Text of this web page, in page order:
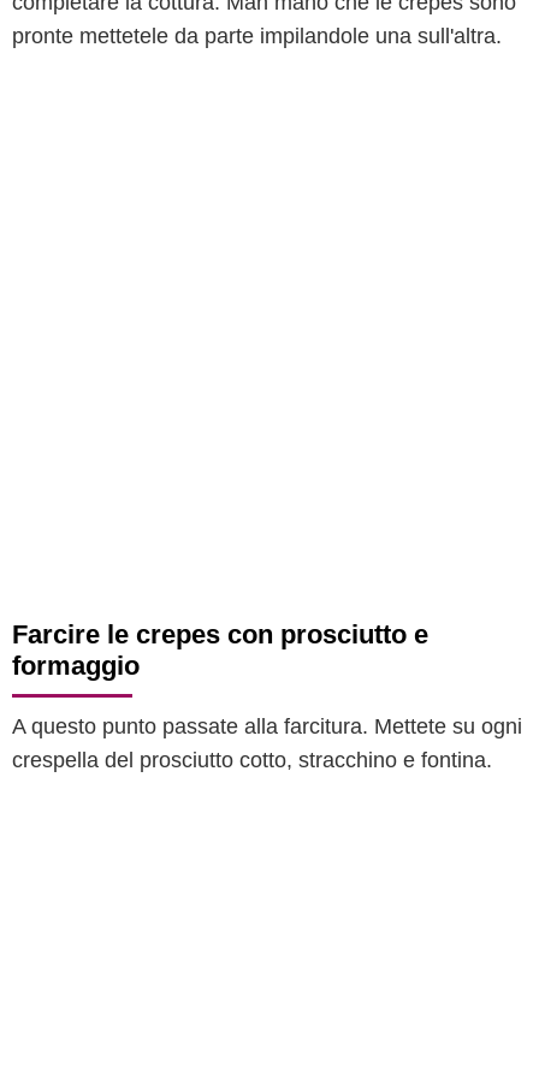
pronte mettetele da parte impilandole una sull'altra.
Farcire le crepes con prosciutto e
formaggio
A questo punto passate alla farcitura. Mettete su ogni
crespella del prosciutto cotto, stracchino e fontina.